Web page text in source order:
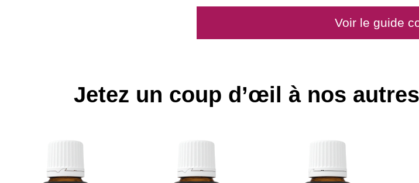
Voir le guide
Jetez un coup d’œil à nos